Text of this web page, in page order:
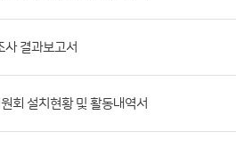
결과보고서
회 설치현황 및 활동내역서